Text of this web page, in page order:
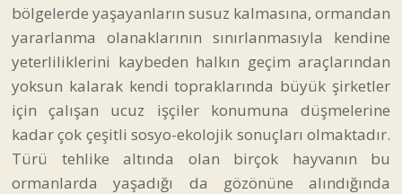
bölgelerde yaşayanların susuz kalmasına, ormandan
yararlanma olanaklarının sınırlanmasıyla kendine
yeterliliklerini kaybeden halkın geçim araçlarından
yoksun kalarak kendi topraklarında büyük şirketler
için çalışan ucuz işçiler konumuna düşmelerine
kadar çok çeşitli sosyo-ekolojik sonuçları olmaktadır.
Türü tehlike altında olan birçok hayvanın bu
ormanlarda yaşadığı da gözönüne alındığında